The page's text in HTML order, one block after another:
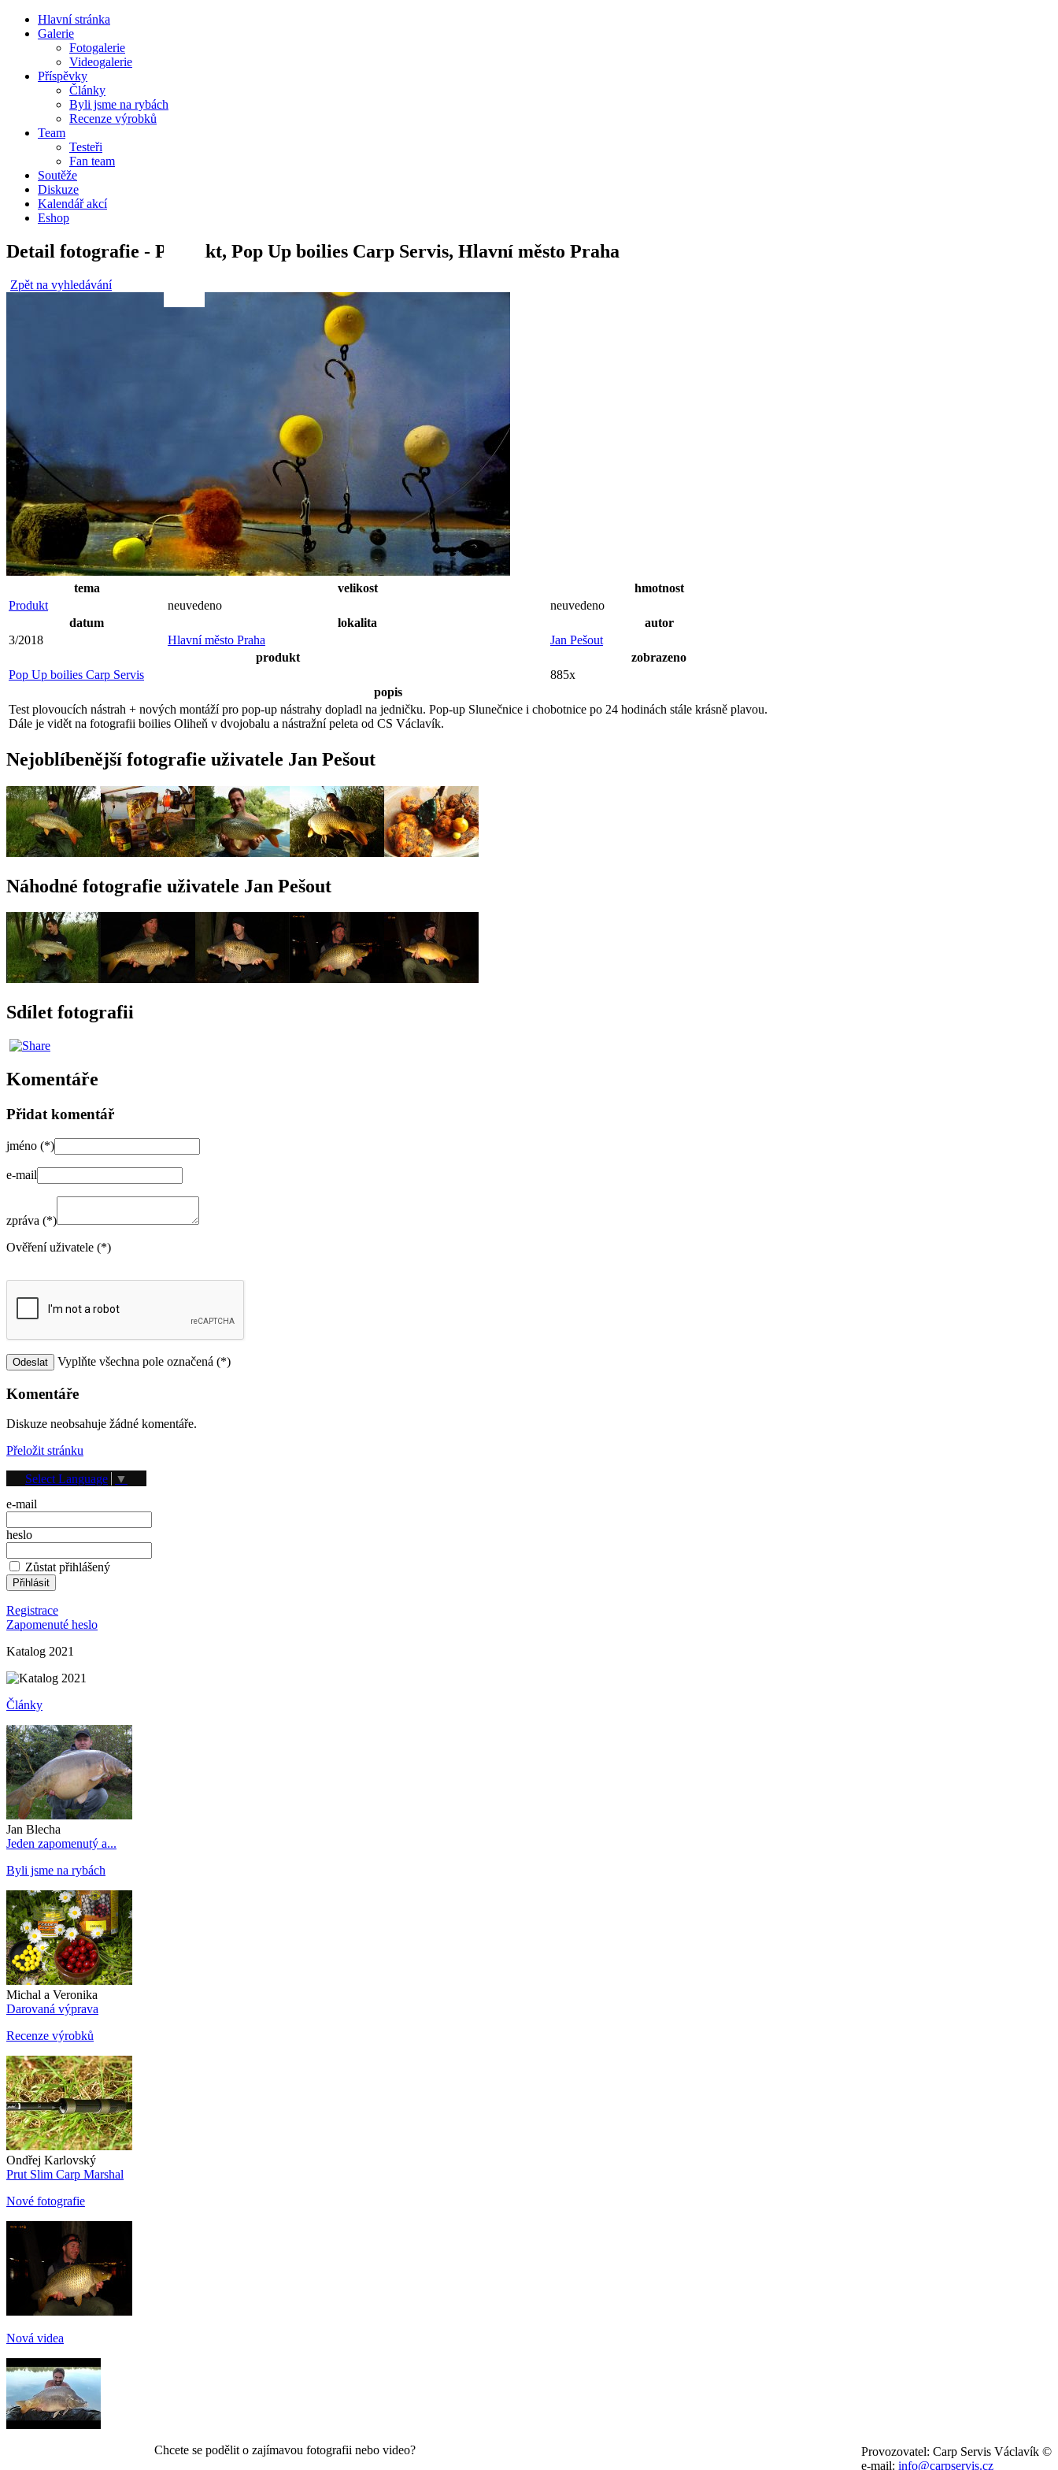
Hlavní stránka
Galerie
Fotogalerie
Videogalerie
Příspěvky
Články
Byli jsme na rybách
Recenze výrobků
Team
Testeři
Fan team
Soutěže
Diskuze
Kalendář akcí
Eshop
Detail fotografie - Produkt, Pop Up boilies Carp Servis, Hlavní město Praha
Zpět na vyhledávání
tema velikost
hmotnost
Produkt
neuvedeno
neuvedeno
datum
lokalita
autor
3/2018
Hlavní město Praha
Jan Pešout
produkt
zobrazeno
Pop Up boilies Carp Servis
885x
popis
Test plovoucích nástrah + nových montáží pro pop-up nástrahy dopladl na jedničku. Pop-up Slunečnice i chobotnice po 24 hodinách stále krásně plavou.
Dále je vidět na fotografii boilies Oliheň v dvojobalu a nástražní peleta od CS Václavík.
Nejoblíbenější fotografie uživatele Jan Pešout
Náhodné fotografie uživatele Jan Pešout
Sdílet fotografii
Komentáře
Přidat komentář
jméno (*)
e-mail
zpráva (*)
Ověření uživatele (*)
Vyplňte všechna pole označená (*)
Komentáře
Diskuze neobsahuje žádné komentáře.
Přeložit stránku
Select Language ▼
Přihlášení
e-mail
heslo
Zůstat přihlášený
Registrace
Zapomenuté heslo
Katalog 2021
Články
Jan Blecha
Jeden zapomenutý a...
Byli jsme na rybách
Michal a Veronika
Darovaná výprava
Recenze výrobků
Ondřej Karlovský
Prut Slim Carp Marshal
Nové fotografie
Nová videa
Chcete se podělit o zajímavou fotografii nebo video?
Provozovatel: Carp Servis Václavík ©
e-mail: info@carpservis.cz